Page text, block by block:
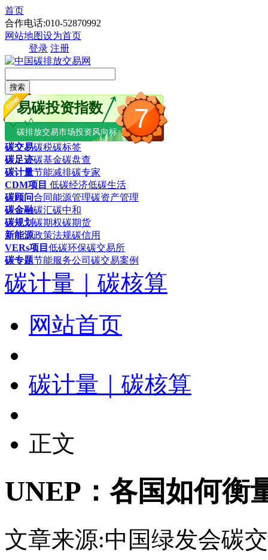
首页
合作电话:010-52870992
网站地图设为首页
登录 注册
搜索
7
易碳投资指数
碳排放交易市场投资风向标
碳交易碳税碳标签
碳足迹碳基金碳盘查
碳计量节能减排碳专家
CDM项目 低碳经济低碳生活
碳顾问合同能源管理碳资产管理
碳金融碳汇碳中和
碳规划碳期权碳期货
新能源政策法规碳信用
VERs项目 低碳环保碳交易所
碳专题节能服务公司 碳交易案例
碳计量｜碳核算
网站首页
碳计量｜碳核算
正文
UNEP：各国如何衡
文章来源:中国绿发会碳